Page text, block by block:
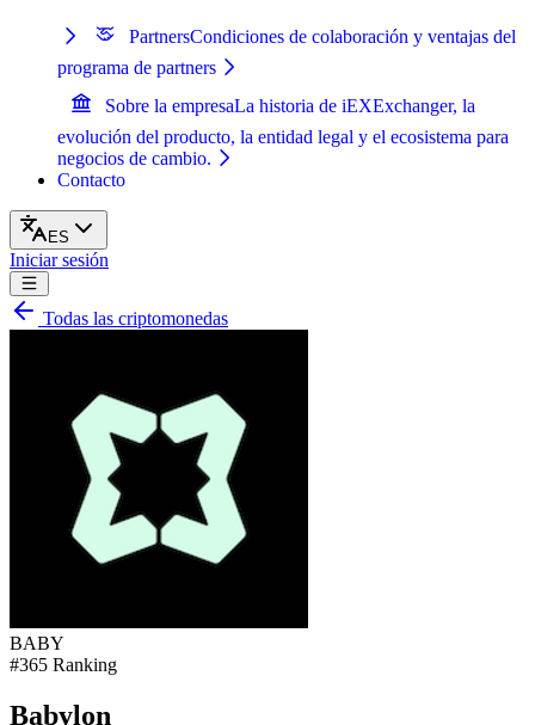
PartnersCondiciones de colaboración y ventajas del
programa de partners
Sobre la empresaLa historia de iEXExchanger, la
evolución del producto, la entidad legal y el ecosistema para
negocios de cambio.
Contacto
ES
Iniciar sesión
Todas las criptomonedas
BABY
#365 Ranking
Babylon